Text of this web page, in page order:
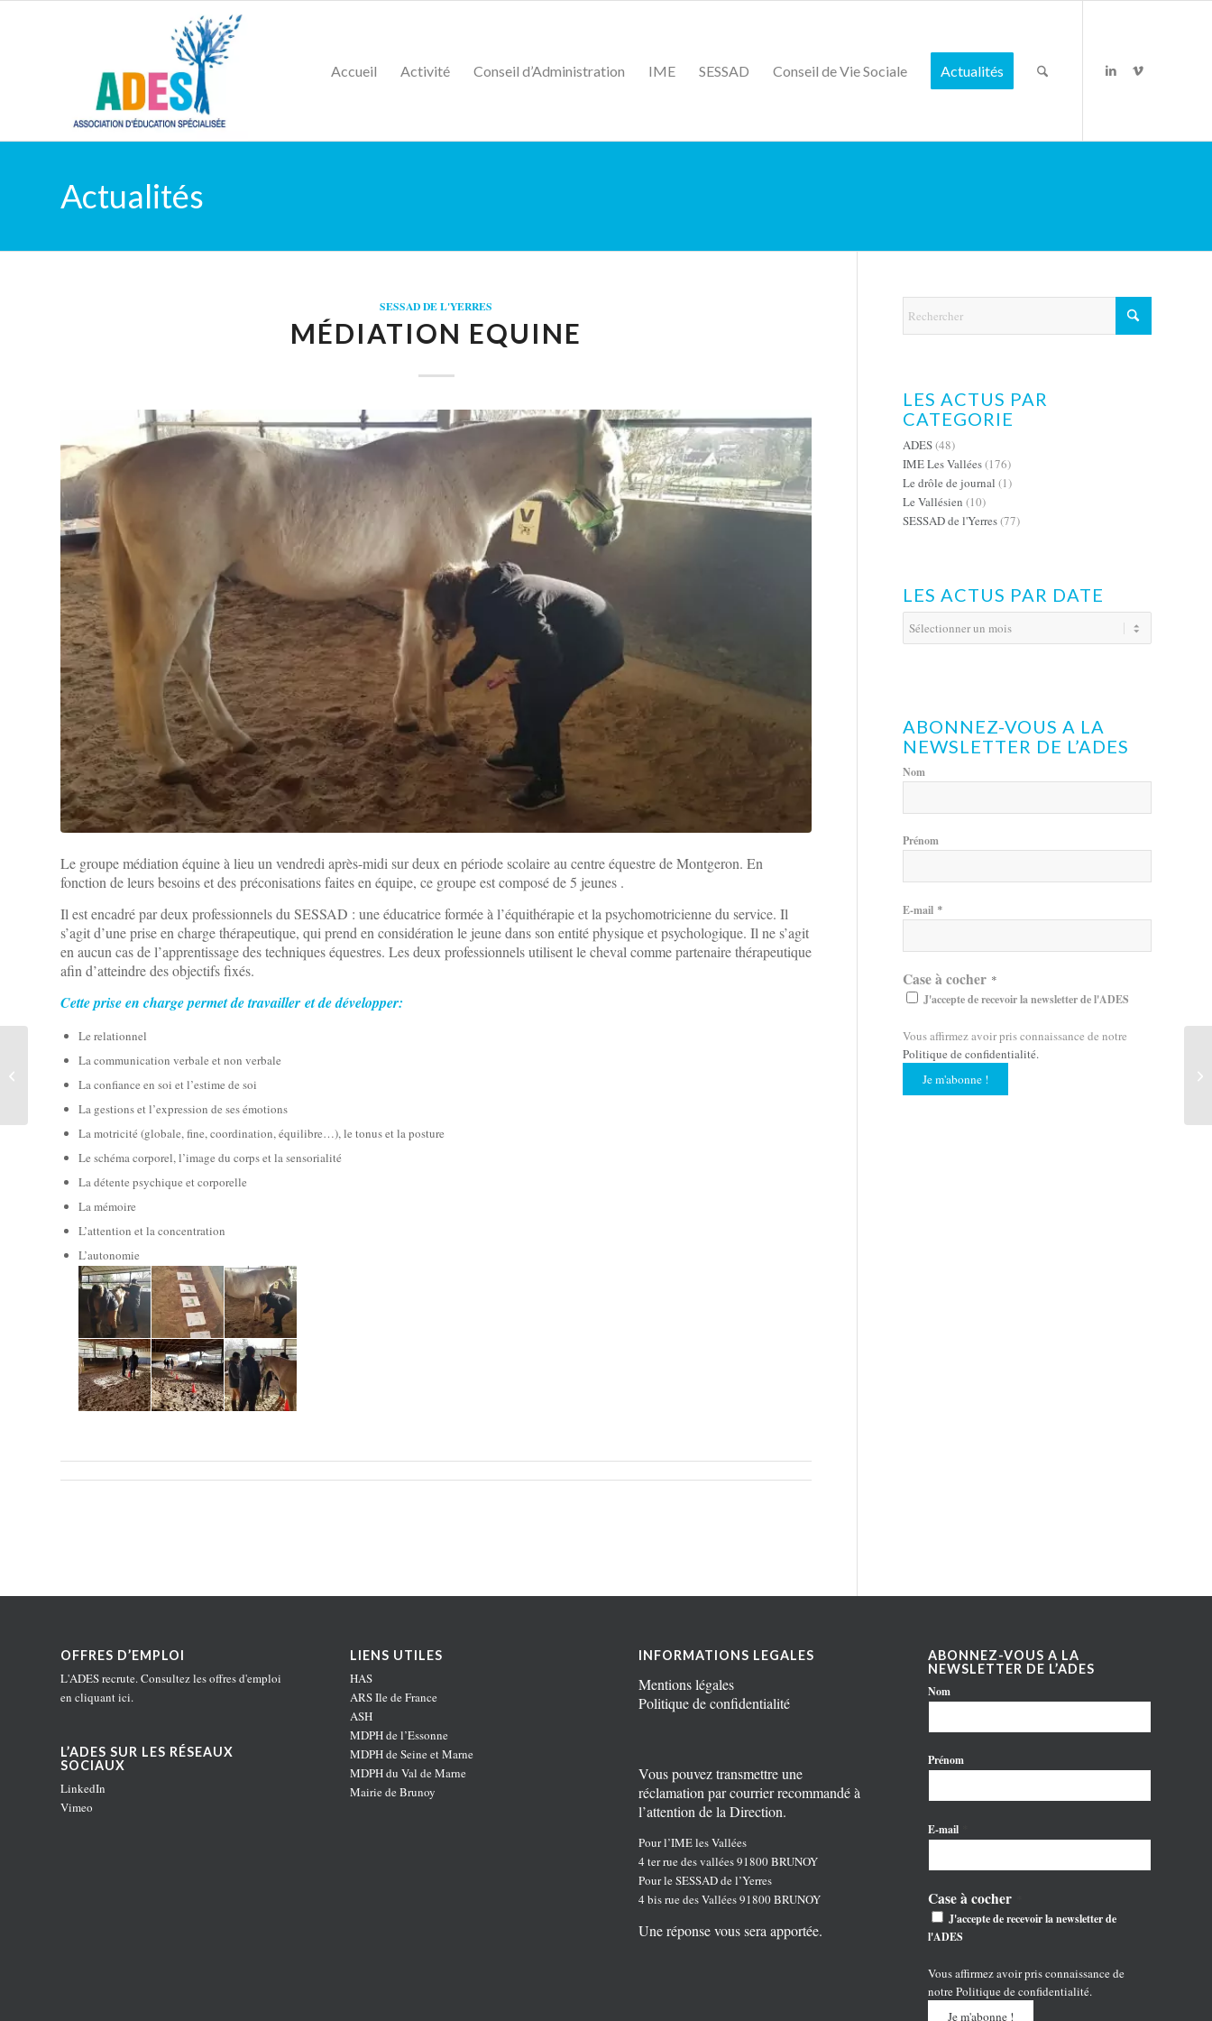
Accueil Activité Conseil d’Administration IME SESSAD Conseil de Vie Sociale Actualités
Actualités
SESSAD DE L'YERRES
MÉDIATION EQUINE
Le groupe médiation équine à lieu un vendredi après-midi sur deux en période scolaire au centre équestre de Montgeron. En
fonction de leurs besoins et des préconisations faites en équipe, ce groupe est composé de 5 jeunes .
Il est encadré par deux professionnels du SESSAD : une éducatrice formée à l’équithérapie et la psychomotricienne du service. Il
s’agit d’une prise en charge thérapeutique, qui prend en considération le jeune dans son entité physique et psychologique. Il ne s’agit
en aucun cas de l’apprentissage des techniques équestres. Les deux professionnels utilisent le cheval comme partenaire thérapeutique
afin d’atteindre des objectifs fixés.
Cette prise en charge permet de travailler et de développer:
Le relationnel
La communication verbale et non verbale
La confiance en soi et l’estime de soi
La gestions et l’expression de ses émotions
La motricité (globale, fine, coordination, équilibre…), le tonus et la posture
Le schéma corporel, l’image du corps et la sensorialité
La détente psychique et corporelle
La mémoire
L’attention et la concentration
L’autonomie
LES ACTUS PAR
CATEGORIE
ADES(48)
IME Les Vallées(176)
Le drôle de journal (1)
Le Vallésien (10)
SESSAD de l'Yerres(77)
LES ACTUS PAR DATE
ABONNEZ-VOUS A LA
NEWSLETTER DE L’ADES
Nom
Prénom
E-mail *
Case à cocher *
J'accepte de recevoir la newsletter de l'ADES
Vous affirmez avoir pris connaissance de notre
Politique de confidentialité.
OFFRES D’EMPLOI
L'ADES recrute. Consultez les offres d'emploi
en cliquant ici.
L’ADES SUR LES RÉSEAUX
SOCIAUX
LinkedIn
Vimeo
LIENS UTILES
HAS
ARS Ile de France
ASH
MDPH de l’Essonne
MDPH de Seine et Marne
MDPH du Val de Marne
Mairie de Brunoy
INFORMATIONS LEGALES
Mentions légales
Politique de confidentialité
Vous pouvez transmettre une
réclamation par courrier recommandé à
l’attention de la Direction.
Pour l’IME les Vallées
4 ter rue des vallées 91800 BRUNOY
Pour le SESSAD de l’Yerres
4 bis rue des Vallées 91800 BRUNOY
Une réponse vous sera apportée.
ABONNEZ-VOUS A LA
NEWSLETTER DE L’ADES
Nom
Prénom
E-mail
Case à cocher
J'accepte de recevoir la newsletter de
l'ADES
Vous affirmez avoir pris connaissance de
notrePolitique de confidentialité.
Une salle Snoezelen à
disposition des jeunes